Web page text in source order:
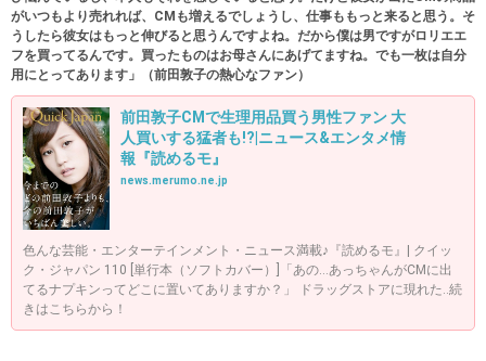
がいつもより売れれば、CMも増えるでしょうし、仕事ももっと来ると思う。そ
うしたら彼女はもっと伸びると思うんですよね。だから僕は男ですがロリエエ
フを買ってるんです。買ったものはお母さんにあげてますね。でも一枚は自分
用にとってあります」（前田敦子の熱心なファン）
前田敦子CMで生理用品買う男性ファン 大
人買いする猛者も!?|ニュース&エンタメ情
報『読めるモ』
news.merumo.ne.jp
色んな芸能・エンターテインメント・ニュース満載♪『読めるモ』| クイッ
ク・ジャパン 110 [単行本（ソフトカバー）]「あの…あっちゃんがCMに出
てるナプキンってどこに置いてありますか？」 ドラッグストアに現れた..続
きはこちらから！